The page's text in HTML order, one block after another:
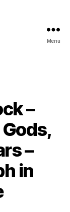
Menu
–
–
in